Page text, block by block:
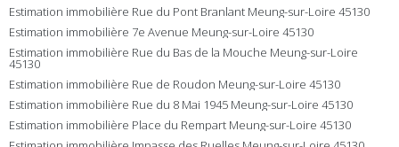
Estimation immobilière Rue du Pont Branlant Meung-sur-Loire 45130
Estimation immobilière 7e Avenue Meung-sur-Loire 45130
Estimation immobilière Rue du Bas de la Mouche Meung-sur-Loire
45130
Estimation immobilière Rue de Roudon Meung-sur-Loire 45130
Estimation immobilière Rue du 8 Mai 1945 Meung-sur-Loire 45130
Estimation immobilière Place du Rempart Meung-sur-Loire 45130